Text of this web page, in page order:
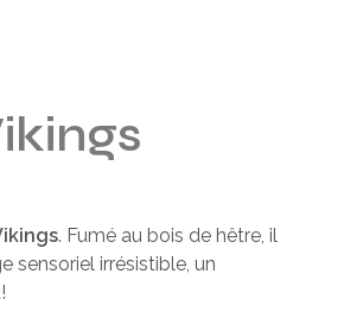
. Fumé au bois de hêtre, il
sensoriel irrésistible, un